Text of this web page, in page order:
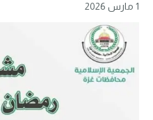
1 مارس 2026